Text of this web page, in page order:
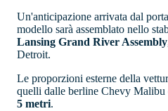
Un'anticipazione arrivata dal
modello sarà assemblato nello
Lansing Grand River Assembly
Detroit.
Le proporzioni esterne della
quelli dalle berline Chevy
5 metri.